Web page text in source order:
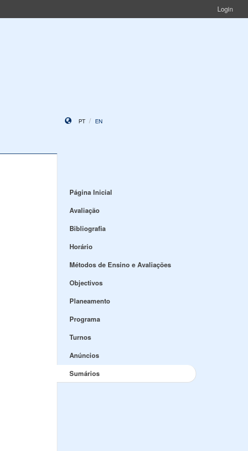
Login
PT EN
Página Inicial
Avaliação
Bibliografia
Horário
Métodos de Ensino e Avaliações
Objectivos
Planeamento
Programa
Turnos
Anúncios
Sumários